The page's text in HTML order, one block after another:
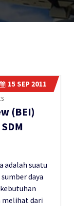
15 SEP 2011
(BEI)
adalah suatu
daya
melihat dari